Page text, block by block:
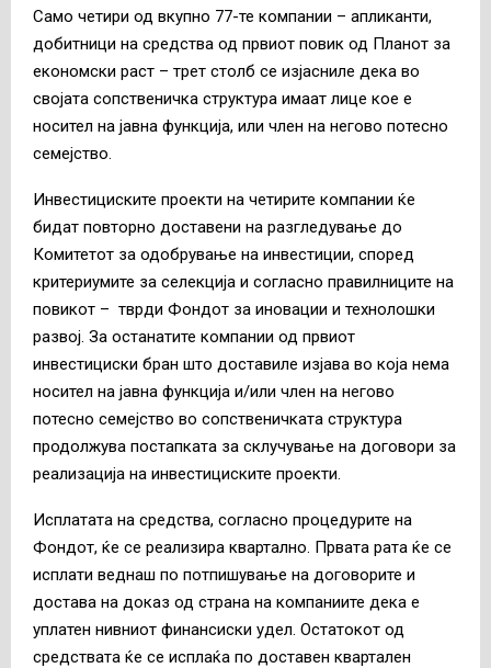
Само четири од вкупно 77-те компании – апликанти,
добитници на средства од првиот повик од Планот за
економски раст – трет столб се изјасниле дека во
својата сопственичка структура имаат лице кое е
носител на јавна функција, или член на негово потесно
семејство.
Инвестициските проекти на четирите компании ќе
бидат повторно доставени на разгледување до
Комитетот за одобрување на инвестиции, според
критериумите за селекција и согласно правилниците на
повикот – тврди Фондот за иновации и технолошки
развој. За останатите компании од првиот
инвестициски бран што доставиле изјава во која нема
носител на јавна функција и/или член на негово
потесно семејство во сопственичката структура
продолжува постапката за склучување на договори за
реализација на инвестициските проекти.
Исплатата на средства, согласно процедурите на
Фондот, ќе се реализира квартално. Првата рата ќе се
исплати веднаш по потпишување на договорите и
достава на доказ од страна на компаниите дека е
уплатен нивниот финансиски удел. Остатокот од
средствата ќе се исплаќа по доставен квартален